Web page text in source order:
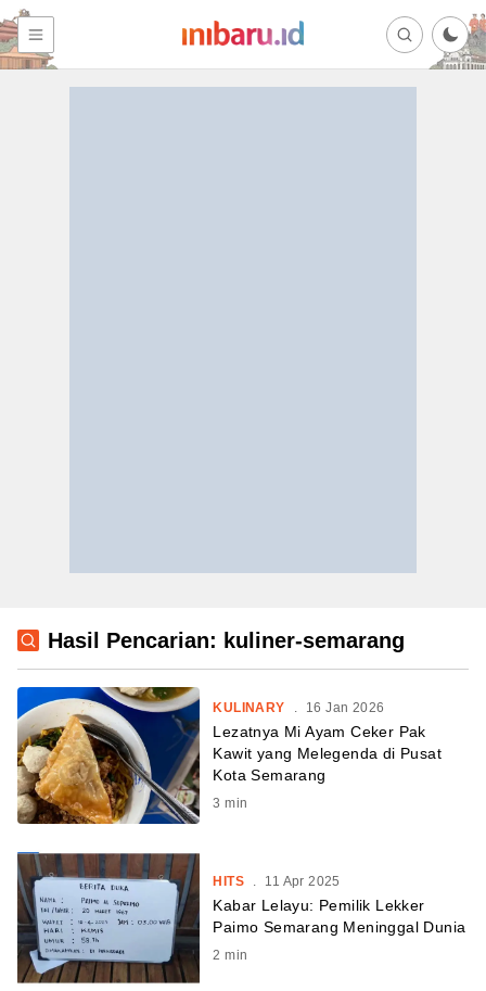
Hasil Pencarian: kuliner-semarang
KULINARY . 16 Jan 2026
Lezatnya Mi Ayam Ceker Pak
Kawit yang Melegenda di Pusat
Kota Semarang
3 min
HITS . 11 Apr 2025
Kabar Lelayu: Pemilik Lekker
Paimo Semarang Meninggal Dunia
2 min